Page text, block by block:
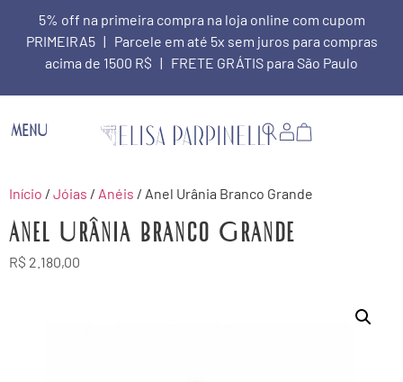
5% off na primeira compra na loja online com cupom
PRIMEIRA5 | Parcele em até 5x sem juros para compras
acima de 1500 R$ | FRETE GRÁTIS para São Paulo
MENU
Início / Jóias / Anéis / Anel Urânia Branco Grande
Anel Urânia Branco Grande
R$ 2.180,00